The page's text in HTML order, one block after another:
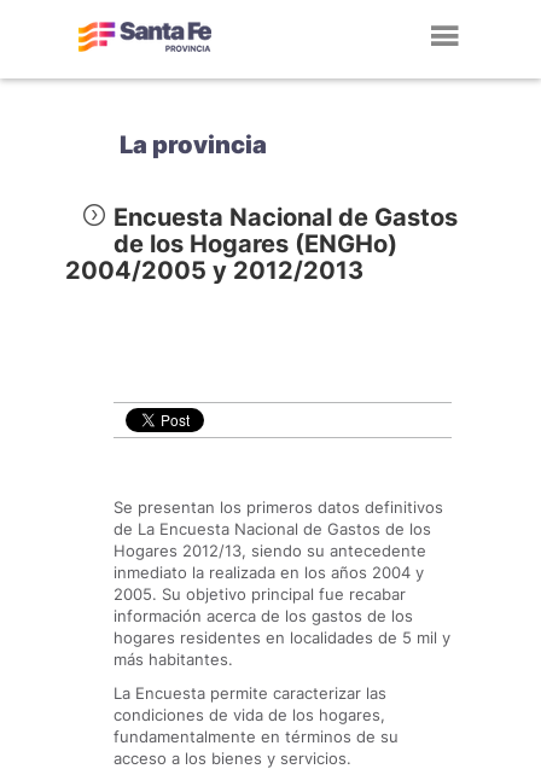
La provincia
Encuesta Nacional de Gastos
de los Hogares (ENGHo)
2004/2005 y 2012/2013
Se presentan los primeros datos definitivos
de La Encuesta Nacional de Gastos de los
Hogares 2012/13, siendo su antecedente
inmediato la realizada en los años 2004 y
2005. Su objetivo principal fue recabar
información acerca de los gastos de los
hogares residentes en localidades de 5 mil y
más habitantes.
La Encuesta permite caracterizar las
condiciones de vida de los hogares,
fundamentalmente en términos de su
acceso a los bienes y servicios.